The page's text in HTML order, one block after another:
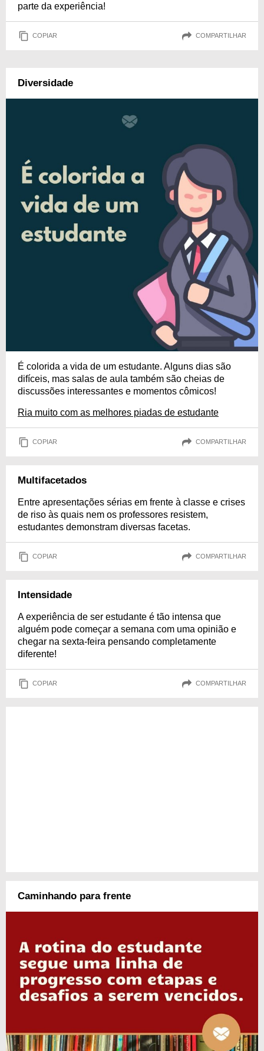
parte da experiência!
COPIAR COMPARTILHAR
Diversidade
É colorida a vida de um estudante. Alguns dias são
difíceis, mas salas de aula também são cheias de
discussões interessantes e momentos cômicos!
Ria muito com as melhores piadas de estudante
COPIAR COMPARTILHAR
Multifacetados
Entre apresentações sérias em frente à classe e crises
de riso às quais nem os professores resistem,
estudantes demonstram diversas facetas.
COPIAR COMPARTILHAR
Intensidade
A experiência de ser estudante é tão intensa que
alguém pode começar a semana com uma opinião e
chegar na sexta-feira pensando completamente
diferente!
COPIAR COMPARTILHAR
Caminhando para frente